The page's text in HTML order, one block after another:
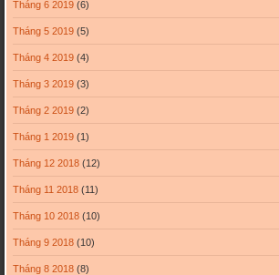
Tháng 6 2019(6)
Tháng 5 2019(5)
Tháng 4 2019(4)
Tháng 3 2019(3)
Tháng 2 2019(2)
Tháng 1 2019(1)
Tháng 12 2018(12)
Tháng 11 2018(11)
Tháng 10 2018(10)
Tháng 9 2018(10)
Tháng 8 2018(8)